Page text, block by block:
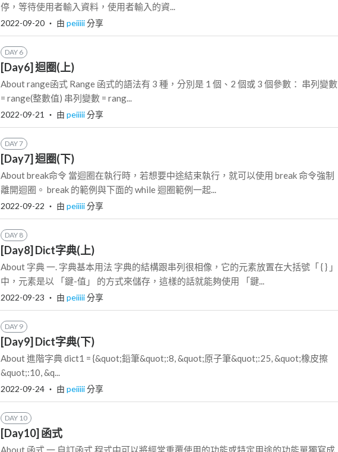
停，等待使用者輸入資料，使用者輸入的資...
2022-09-20 ‧ 由 peiiiii分享
DAY 6
[Day6] 迴圈(上)
About range函式 Range 函式的語法有 3 種，分別是 1 個、2 個或 3 個參數： 串列變數
= range(整數值) 串列變數 = rang...
2022-09-21 ‧ 由 peiiiii分享
DAY 7
[Day7] 迴圈(下)
About break命令 當迴圈在執行時，若想要中途結束執行，就可以使用 break 命令強制
離開迴圈。 break 的範例與下面的 while 迴圈範例一起...
2022-09-22 ‧ 由 peiiiii分享
DAY 8
[Day8] Dict字典(上)
About 字典 一. 字典基本用法 字典的結構跟串列很相像，它的元素放置在大括號「 { } 」
中，元素是以 「鍵-值」 的方式來儲存，這樣的話就能夠使用 「鍵...
2022-09-23 ‧ 由 peiiiii分享
DAY 9
[Day9] Dict字典(下)
About 進階字典 dict1 = {&quot;鉛筆&quot;:8, &quot;原子筆&quot;:25, &quot;橡皮擦
&quot;:10, &q...
2022-09-24 ‧ 由 peiiiii分享
DAY 10
[Day10] 函式
About 函式 一.自訂函式 程式中可以將經常重覆使用的功能或特定用途的功能單獨寫成